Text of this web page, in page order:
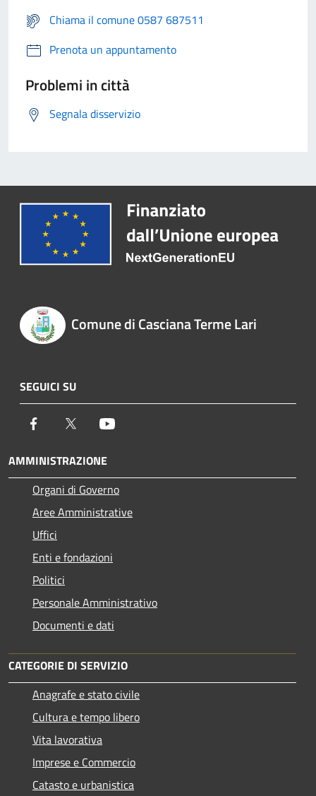
Chiama il comune 0587 687511
Prenota un appuntamento
Problemi in città
Segnala disservizio
Comune di Casciana Terme Lari
SEGUICI SU
Facebook Twitter
AMMINISTRAZIONE
Organi di Governo
Aree Amministrative
Uffici
Enti e fondazioni
Politici
Personale Amministrativo
Documenti e dati
CATEGORIE DI SERVIZIO
Anagrafe e stato civile
Cultura e tempo libero
Vita lavorativa
Imprese e Commercio
Catasto e urbanistica